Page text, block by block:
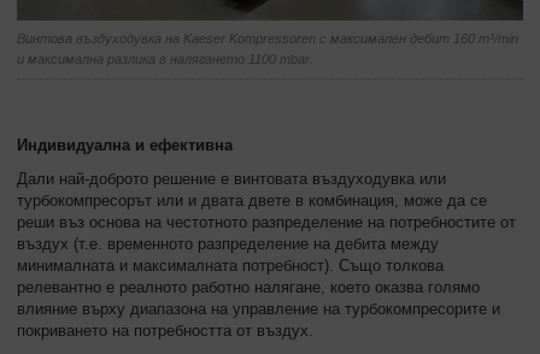
Винтова въздуходувка на Kaeser Kompressoren с максимален дебит 160 m³/min
и максимална разлика в налягането 1100 mbar.
Индивидуална и ефективна
Дали най-доброто решение е винтовата въздуходувка или
турбокомпресорът или и двата двете в комбинация, може да се
реши въз основа на честотното разпределение на потребностите от
въздух (т.е. временното разпределение на дебита между
минималната и максималната потребност). Също толкова
релевантно е реалното работно налягане, което оказва голямо
влияние върху диапазона на управление на турбокомпресорите и
покриването на потребността от въздух.